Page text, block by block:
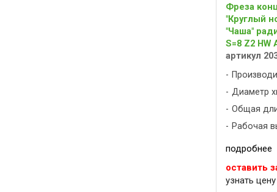
Фреза
"Круглый
"Чаша"
S=8 Z2 HW
артикул
Диаметр
Общая
Рабочая
подробнее
оставить
узнать цену